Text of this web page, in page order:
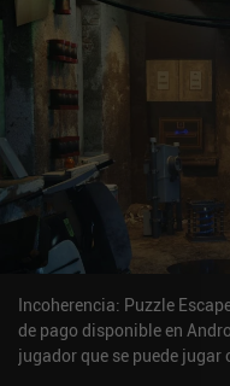
Incoherencia: Puzzle
de pago disponible en
jugador que se puede